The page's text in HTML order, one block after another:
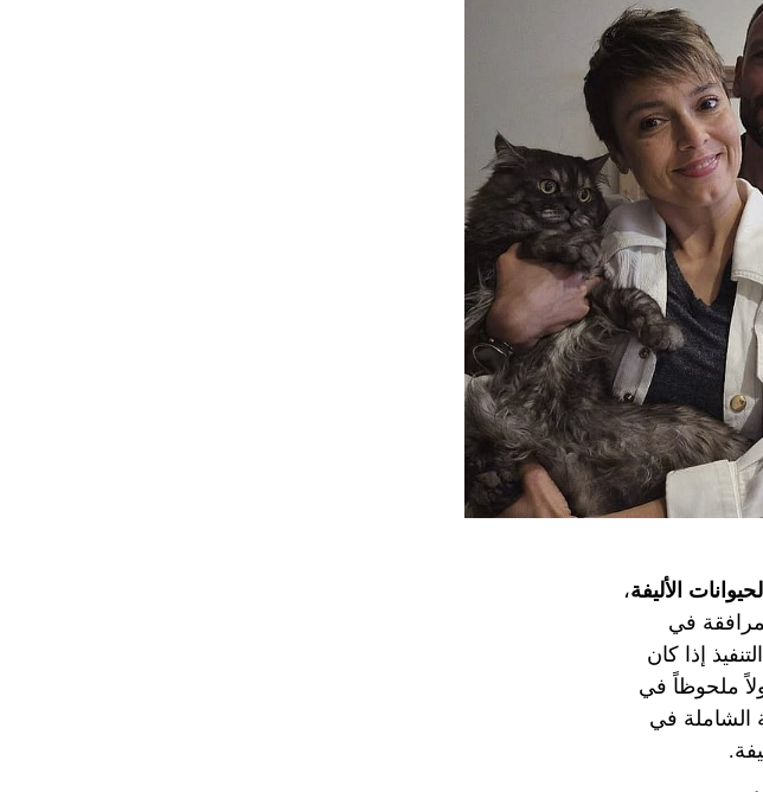
الحيوانات الأليفة،
في
إذا كان
ملحوظاً في
الشاملة في